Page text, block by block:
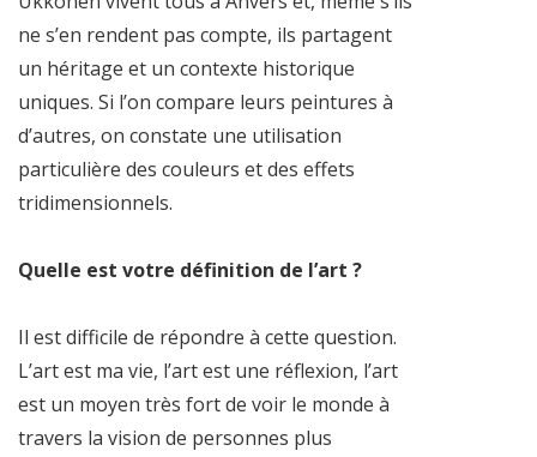
ne s’en rendent pas compte, ils partagent
un héritage et un contexte historique
uniques. Si l’on compare leurs peintures à
d’autres, on constate une utilisation
particulière des couleurs et des effets
tridimensionnels.
Quelle est votre définition de l’art ?
Il est difficile de répondre à cette question.
L’art est ma vie, l’art est une réflexion, l’art
est un moyen très fort de voir le monde à
travers la vision de personnes plus